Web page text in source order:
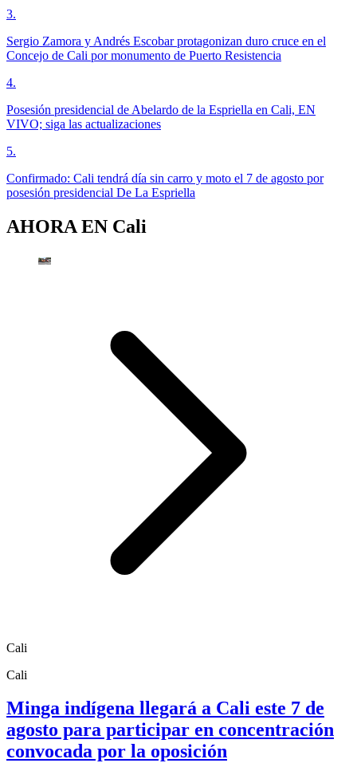
3.
Sergio Zamora y Andrés Escobar protagonizan duro cruce en el
Concejo de Cali por monumento de Puerto Resistencia
4.
Posesión presidencial de Abelardo de la Espriella en Cali, EN
VIVO; siga las actualizaciones
5.
Confirmado: Cali tendrá día sin carro y moto el 7 de agosto por
posesión presidencial De La Espriella
AHORA EN Cali
Cali
Cali
Minga indígena llegará a Cali este 7 de
agosto para participar en concentración
convocada por la oposición